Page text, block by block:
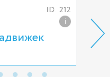
ID: 212
i